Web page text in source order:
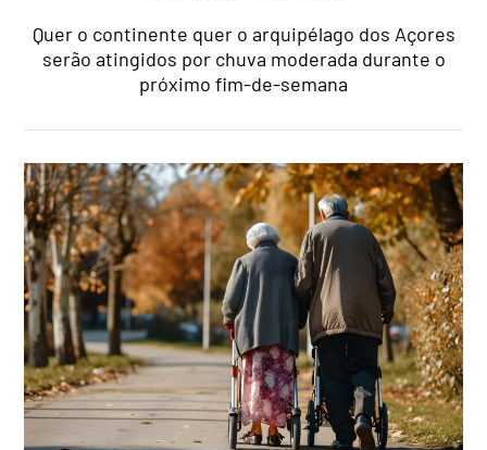
Quer o continente quer o arquipélago dos Açores
serão atingidos por chuva moderada durante o
próximo fim-de-semana